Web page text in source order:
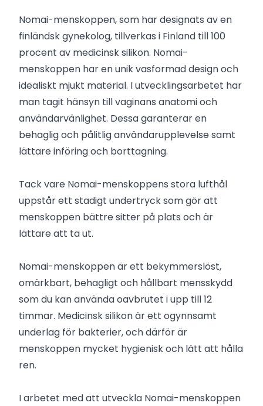
Nomai-menskoppen, som har designats av en
finländsk gynekolog, tillverkas i Finland till 100
procent av medicinsk silikon. Nomai-
menskoppen har en unik vasformad design och
idealiskt mjukt material. I utvecklingsarbetet har
man tagit hänsyn till vaginans anatomi och
användarvänlighet. Dessa garanterar en
behaglig och pålitlig användarupplevelse samt
lättare införing och borttagning.
Tack vare Nomai-menskoppens stora lufthål
uppstår ett stadigt undertryck som gör att
menskoppen bättre sitter på plats och är
lättare att ta ut.
Nomai-menskoppen är ett bekymmerslöst,
omärkbart, behagligt och hållbart mensskydd
som du kan använda oavbrutet i upp till 12
timmar. Medicinsk silikon är ett ogynnsamt
underlag för bakterier, och därför är
menskoppen mycket hygienisk och lätt att hålla
ren.
I arbetet med att utveckla Nomai-menskoppen